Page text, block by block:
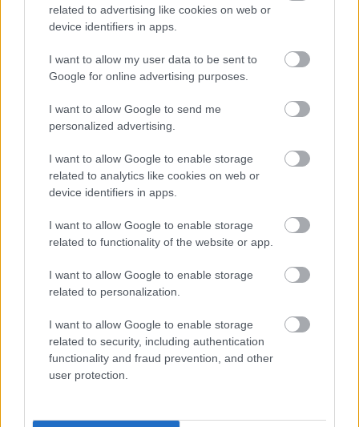
related to advertising like cookies on web or
device identifiers in apps.
I want to allow my user data to be sent to
Google for online advertising purposes.
I want to allow Google to send me
personalized advertising.
I want to allow Google to enable storage
related to analytics like cookies on web or
device identifiers in apps.
I want to allow Google to enable storage
related to functionality of the website or app.
I want to allow Google to enable storage
related to personalization.
I want to allow Google to enable storage
related to security, including authentication
functionality and fraud prevention, and other
user protection.
Folyamatosan azt érzem, hogy Norman nem
elveszett ember, hogy meg lehetne menteni. A
második évadban is vannak bizonyos jelenetek, ahol
láthatod normális fazonként beszélgetni. Egy
tetszik neki, ésígy tovább. Olyannak látjuk, mintha a
való világban létezne, mint bármelyik másik ember.
ez a kis apróság ami miatt időnként meghibban. De
az egyértelműen látszik, hogy mivé is válhatott volna.